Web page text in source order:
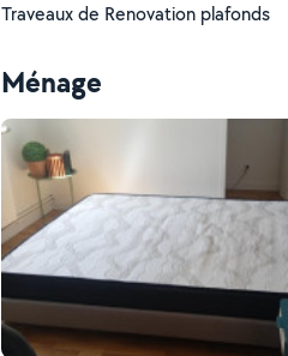
Traveaux de Renovation plafonds
Ménage